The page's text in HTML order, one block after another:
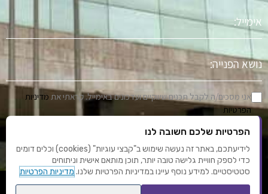
אימייל
נושא
הפניה
אני מסכים/ה לקבל תכנים שיווקיים ועדכונים באימייל. קראתי את מדיניות
הפרטיות
הפרטיות שלכם חשובה לנו
לידיעתכם, באתר זה נעשה שימוש ב"קבצי עוגיות" (cookies) וכלים דומים
כדי לספק חוויית גלישה טובה יותר, תוכן מותאם אישית וניתוחים
סטטיסטיים. למידע נוסף עיינו במדיניות הפרטיות שלנו.מדיניות הפרטיות